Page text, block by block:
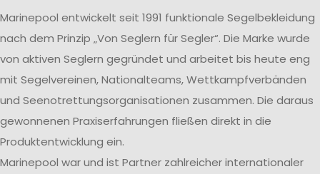
Marinepool entwickelt seit 1991 funktionale Segelbekleidung
nach dem Prinzip „Von Seglern für Segler“. Die Marke wurde
von aktiven Seglern gegründet und arbeitet bis heute eng
mit Segelvereinen, Nationalteams, Wettkampfverbänden
und Seenotrettungsorganisationen zusammen. Die daraus
gewonnenen Praxiserfahrungen fließen direkt in die
Produktentwicklung ein.
Marinepool war und ist Partner zahlreicher internationaler